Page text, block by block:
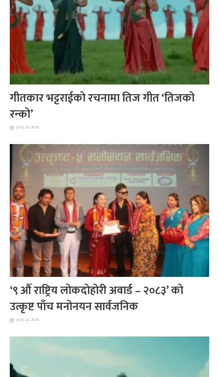
गीतकार भट्टराईको रचनामा तिज गीत ‘तिजको
रन्को’
July 23, 2026
‘९ औँ राष्ट्रिय लोकदोहोरी अवार्ड – २०८३’ को
उत्कृष्ट पाँच मनोनयन सार्वजनिक
July 22, 2026